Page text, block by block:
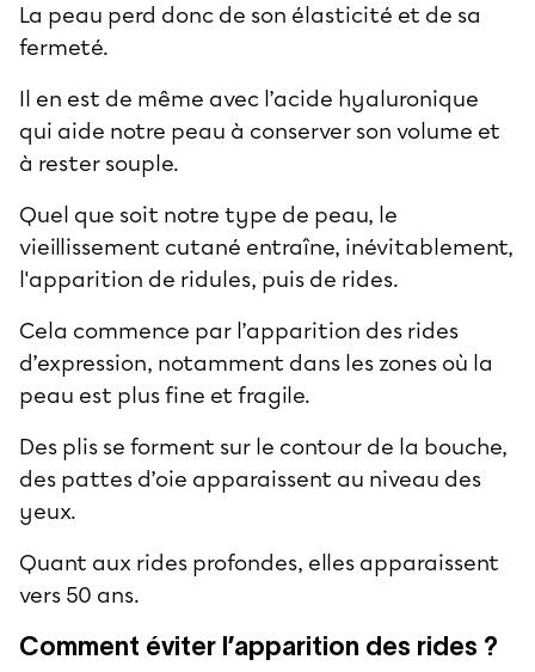
La peau perd donc de son élasticité et de sa
fermeté.
Il en est de même avec l’acide hyaluronique
qui aide notre peau à conserver son volume et
à rester souple.
Quel que soit notre type de peau, le
vieillissement cutané entraîne, inévitablement,
l'apparition de ridules, puis de rides.
Cela commence par l’apparition des rides
d’expression, notamment dans les zones où la
peau est plus fine et fragile.
Des plis se forment sur le contour de la bouche,
des pattes d’oie apparaissent au niveau des
yeux.
Quant aux rides profondes, elles apparaissent
vers 50 ans.
Comment éviter l’apparition des rides ?